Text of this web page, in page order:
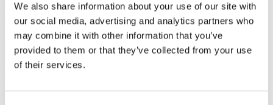
We also share information about your use of our site with
our social media, advertising and analytics partners who
may combine it with other information that you’ve
provided to them or that they’ve collected from your use
of their services.
Dotaz
Prosím budu pokládat podlahu fatraklik na osb desku , a zajímalo by
mě jestli je možnost dát nějakou podložku pod podlahu kvůli
utlumení hluku. V návodu to nedoporučujete. A jestli je potřeba
instalovat parozabranu když je podlaha v patře. Děkuji za odpověď.